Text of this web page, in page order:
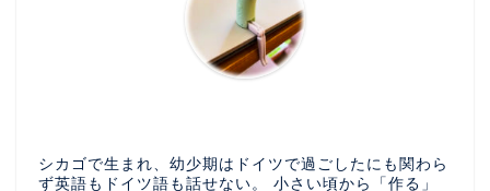
シカゴで生まれ、幼少期はドイツで過ごしたにも関わら
ず英語もドイツ語も話せない。 小さい頃から「作る」